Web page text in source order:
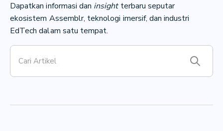
Dapatkan informasi dan insightterbaru seputar
ekosistem Assemblr, teknologi imersif, dan industri
EdTech dalam satu tempat.